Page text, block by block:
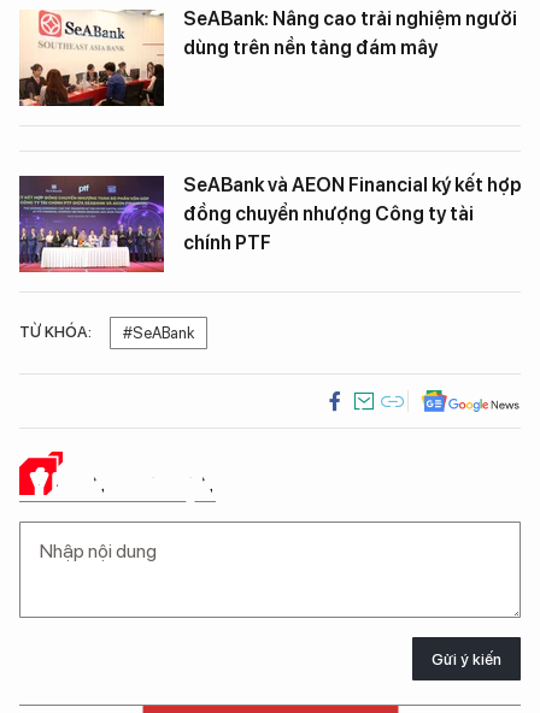
SeABank: Nâng cao trải nghiệm người
dùng trên nền tảng đám mây
SeABank và AEON Financial ký kết hợp
đồng chuyển nhượng Công ty tài
chính PTF
TỪ KHÓA: #SeABank
Ý KIẾN CỦA BẠN
Gửi ý kiến